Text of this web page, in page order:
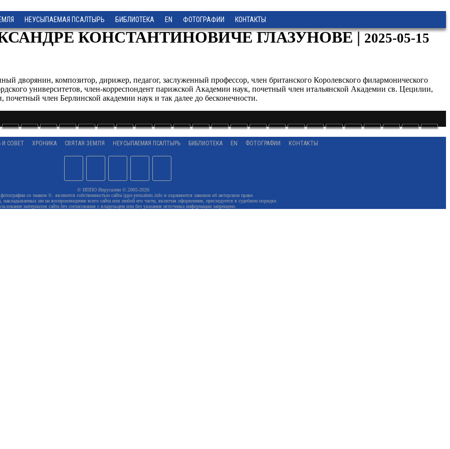
НЕУСЫПАЕМАЯ ПСАЛТЫРЬ БИБЛИОТЕКА EN ФОТОГРАФИИ КОНТАКТЫ
КОНСТАНТИНОВИЧЕ ГЛАЗУНОВЕ |2025-05-15
дворянин, композитор, дирижер, педагог, заслуженный профессор, член британского Королевского филармонического
университетов, член-корреспондент парижской Академии наук, почетный член итальянской Академии св. Цецилии,
член Берлинской академии наук и так далее до бесконечности.
И СОВЕТ ХРОНИКА СВЯТАЯ ЗЕМЛЯ НЕУСЫПАЕМАЯ ПСАЛТЫРЬ БИБЛИОТЕКА EN ФОТОГРАФИИ КОНТАКТЫ
© ИППО Иерусалим ©.2005-2026
со знаком ©. являются собственностью сайта ippo-jerusalem.info и охраняются законом об авторском праве.
накладываемых им на воспроизведение всего сайта или любой его части, включая оформление, преследуется в судебном порядке.
материалов сайта без согласования с владельцем или без указания источника информации запрещено.